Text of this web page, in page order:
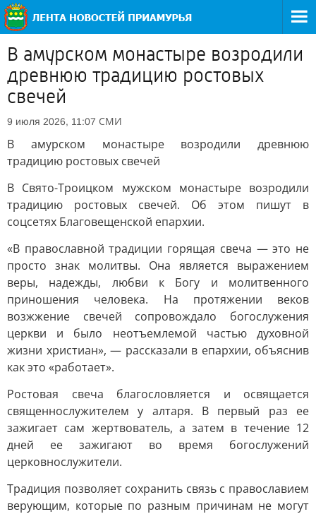
В амурском монастыре возродили
древнюю традицию ростовых
свечей
9 июля 2026, 11:07 СМИ
В амурском монастыре возродили древнюю
традицию ростовых свечей
В Свято-Троицком мужском монастыре возродили
традицию ростовых свечей. Об этом пишут в
соцсетях Благовещенской епархии.
«В православной традиции горящая свеча — это не
просто знак молитвы. Она является выражением
веры, надежды, любви к Богу и молитвенного
приношения человека. На протяжении веков
возжжение свечей сопровождало богослужения
церкви и было неотъемлемой частью духовной
жизни христиан», — рассказали в епархии, объяснив
как это «работает».
Ростовая свеча благословляется и освящается
священнослужителем у алтаря. В первый раз ее
зажигает сам жертвователь, а затем в течение 12
дней ее зажигают во время богослужений
церковнослужители.
Традиция позволяет сохранить связь с православием
верующим, которые по разным причинам не могут